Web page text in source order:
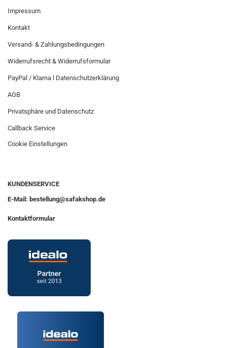
Impressum
Kontakt
Versand- & Zahlungsbedingungen
Widerrufsrecht & Widerrufsformular
PayPal / Klarna l Datenschutzerklärung
AGB
Privatsphäre und Datenschutz
Callback Service
Cookie Einstellungen
KUNDENSERVICE
E-Mail: bestellung@safakshop.de
Kontaktformular